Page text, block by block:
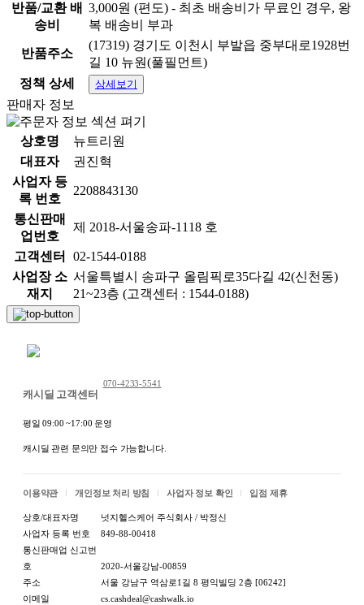
반품/교환 배
송비
3,000원 (편도) - 최초 배송비가 무료인 경우, 왕
복 배송비 부과
반품주소
(17319) 경기도 이천시 부발읍 중부대로1928번
길 10 뉴원(풀필먼트)
정책 상세
상세보기
판매자 정보
상호명
뉴트리원
대표자
권진혁
사업자 등
록 번호
2208843130
통신판매
업번호
제 2018-서울송파-1118 호
고객센터
02-1544-0188
사업장 소
재지
서울특별시 송파구 올림픽로35다길 42(신천동)
21~23층 (고객센터 : 1544-0188)
캐시딜 고객센터
070-4233-5541
평일 09:00 ~17:00 운영
캐시딜 관련 문의만 접수 가능합니다.
이용약관 개인정보 처리 방침 사업자 정보 확인 입점 제휴
상호/대표자명
넛지헬스케어 주식회사 / 박정신
사업자 등록 번호
849-88-00418
통신판매업 신고번
호
2020-서울강남-00859
주소
서울 강남구 역삼로1길 8 평익빌딩 2층 [06242]
이메일
cs.cashdeal@cashwalk.io